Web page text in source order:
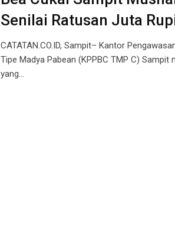
Senilai Ratusan Juta
CATATAN.CO.ID, Sampit– Kantor
Tipe Madya Pabean (KPPBC TMP C) Sampit
yang…